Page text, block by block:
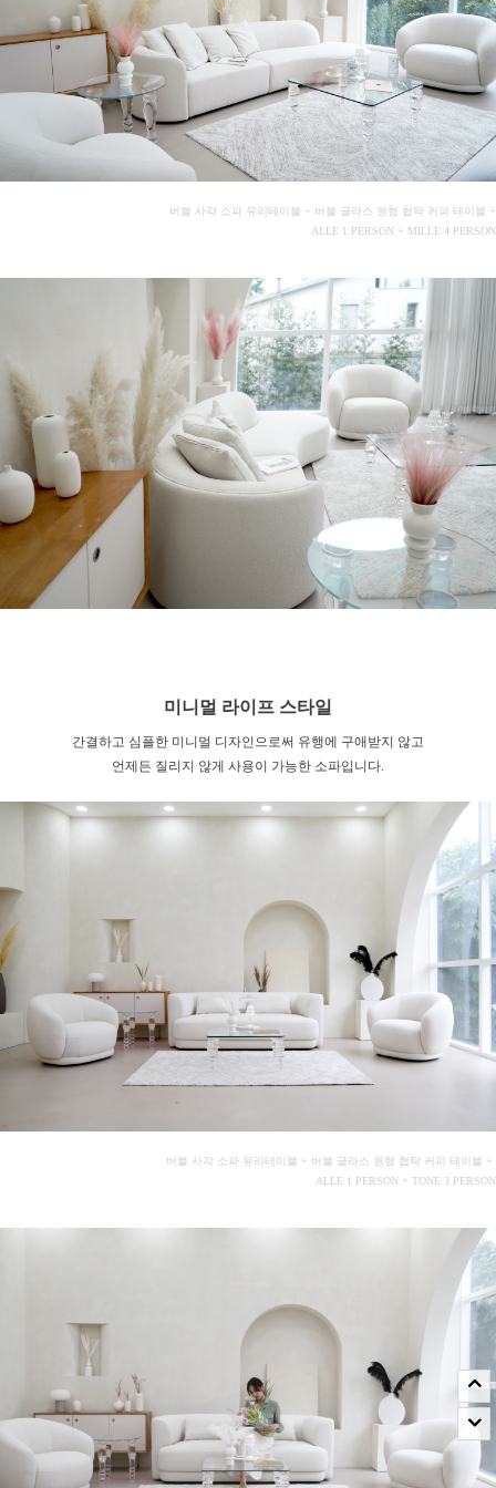
버블 사각 소파 유리테이블 + 버블 글라스 원형 협탁 커피 테이블 +
ALLE 1 PERSON + MILLE 4 PERSON
미니멀 라이프 스타일
간결하고 심플한 미니멀 디자인으로써 유행에 구애받지 않고
언제든 질리지 않게 사용이 가능한 소파입니다.
버블 사각 소파 유리테이블 + 버블 글라스 원형 협탁 커피 테이블 +
ALLE 1 PERSON + TONE 3 PERSON